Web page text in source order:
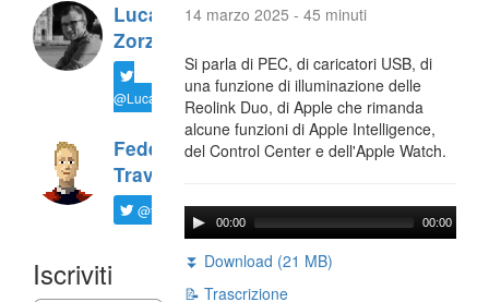
Luca
Zorzi
@LucaTNT
Federico
Travaini
@ftrava
Iscriviti
14 marzo 2025 - 45 minuti
Si parla di PEC, di caricatori USB, di
una funzione di illuminazione delle
Reolink Duo, di Apple che rimanda
alcune funzioni di Apple Intelligence,
del Control Center e dell'Apple Watch.
00:00 00:00
⏬ Download (21 MB)
📝 Trascrizione